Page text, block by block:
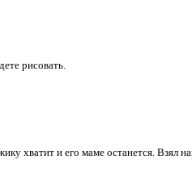
рисовать.
хватит и его маме останется. Взял